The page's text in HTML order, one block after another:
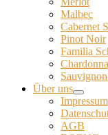
Malbec
Cabernet
Pinot Noir
Familia
Über uns
Impressum
AGB